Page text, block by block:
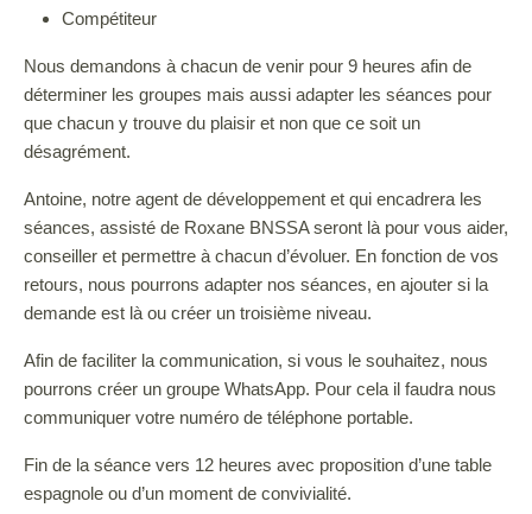
Compétiteur
Nous demandons à chacun de venir pour 9 heures afin de
déterminer les groupes mais aussi adapter les séances pour
que chacun y trouve du plaisir et non que ce soit un
désagrément.
Antoine, notre agent de développement et qui encadrera les
séances, assisté de Roxane BNSSA seront là pour vous aider,
conseiller et permettre à chacun d’évoluer. En fonction de vos
retours, nous pourrons adapter nos séances, en ajouter si la
demande est là ou créer un troisième niveau.
Afin de faciliter la communication, si vous le souhaitez, nous
pourrons créer un groupe WhatsApp. Pour cela il faudra nous
communiquer votre numéro de téléphone portable.
Fin de la séance vers 12 heures avec proposition d’une table
espagnole ou d’un moment de convivialité.